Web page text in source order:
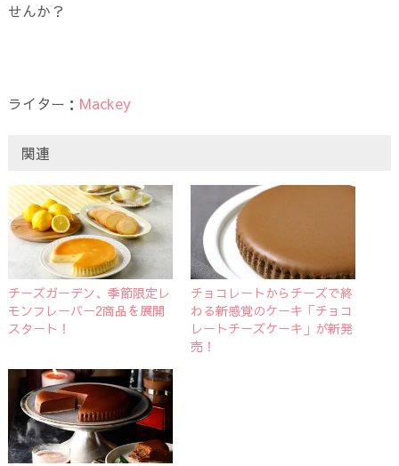
せんか？
ライター： Mackey
関連
チーズガーデン、季節限定レ
モンフレーバー2商品を展開
スタート！
チョコレートからチーズで終
わる新感覚のケーキ「チョコ
レートチーズケーキ」が新発
売！